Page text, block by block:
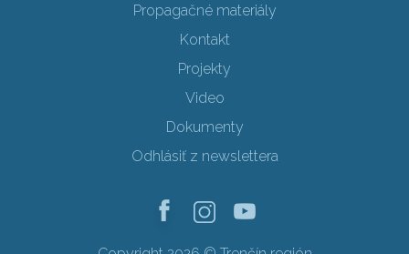
Propagačné materiály
Kontakt
Projekty
Video
Dokumenty
Odhlásiť z newslettera